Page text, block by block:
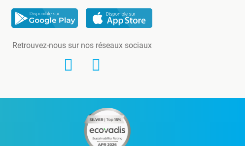
Retrouvez-nous sur nos réseaux sociaux